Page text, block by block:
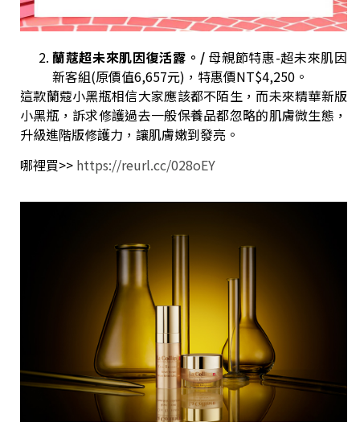
蘭蔻超未來肌因復活露。/ 母親節特惠-超未來肌因
新客組(原價值6,657元)，特惠價NT$4,250。
這款蘭蔻小黑瓶相信大家應該都不陌生，而未來精華新版
小黑瓶，訴求修護過去一般保養品都忽略的肌膚微生態，
升級進階版修護力，讓肌膚嫩到發亮。
哪裡買>> https://reurl.cc/028oEY